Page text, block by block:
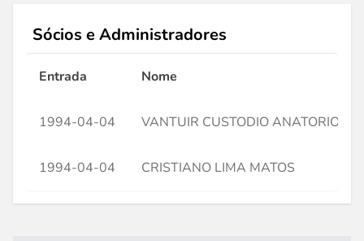
Sócios e Administradores
Entrada Nome
1994-04-04 VANTUIR CUSTODIO ANATORIO
1994-04-04 CRISTIANO LIMA MATOS